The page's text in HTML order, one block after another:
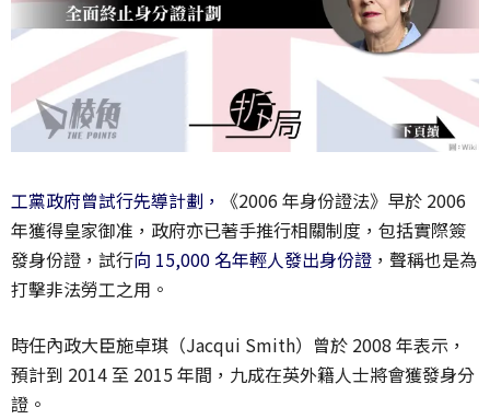
工黨政府曾試行先導計劃，
《2006 年身份證法》早於 2006
年獲得皇家御准，政府亦已著手推行相關制度，包括實際簽
發身份證，試行向 15,000 名年輕人發出身份證 ，聲稱也是為
打擊非法勞工之用。
時任內政大臣施卓琪（Jacqui Smith）曾於 2008 年表示，
預計到 2014 至 2015 年間，九成在英外籍人士將會獲發身分
證。